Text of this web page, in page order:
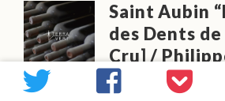
Saint Aubin
des Dents
Cru] /
サン・トーバン・ミュ
プルミエ・クリュ / フィ